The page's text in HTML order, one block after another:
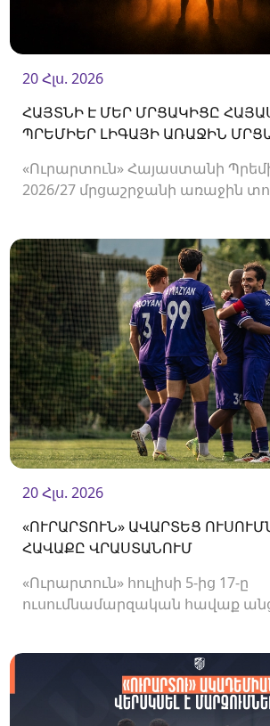
20 Հլս. 2026
ՀԱՅՏՆԻ Է ՄԵՐ ՄՐՑԱԿԻՑԸ
ՊՐԵՄԻԵՐ ԼԻԳԱՅԻ ԱՌԱՋԻՆ
«Ուրարտուն» Հայաստանի
2026/27 մրցաշրջանի առաջին
20 Հլս. 2026
«ՈՒՐԱՐՏՈՒՆ» ԱՎԱՐՏԵՑ
ՀԱՎԱՔԸ ՎՐԱՍՏԱՆՈՒՄ
«Ուրարտուն» հուլիսի 5-ից 17-ը
ուսումնամարզական հավաք